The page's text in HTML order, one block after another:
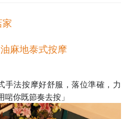
麻地泰式按摩
手法按摩好舒服，落位準確，力
你既節奏去按」